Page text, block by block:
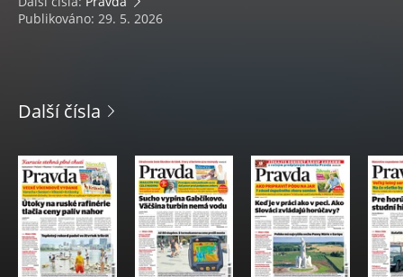
Publikováno: 29. 5. 2026
Další čísla